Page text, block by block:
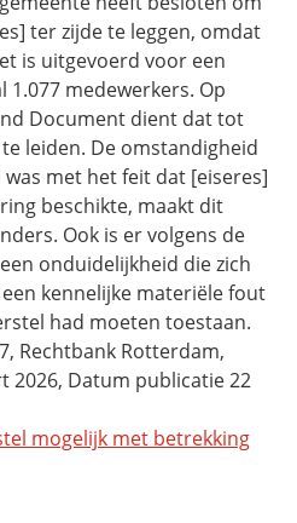
ter zijde te leggen, omdat
is uitgevoerd voor een
medewerkers. Op
Document dient dat tot
leiden. De omstandigheid
met het feit dat [eiseres]
beschikte, maakt dit
Ook is er volgens de
onduidelijkheid die zich
kennelijke materiële fout
had moeten toestaan.
Rechtbank Rotterdam,
2026, Datum publicatie 22
mogelijk met betrekking